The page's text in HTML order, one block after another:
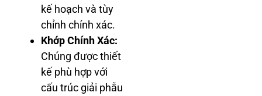
kế hoạch và tùy
chỉnh chính xác.
Khớp Chính Xác:
Chúng được thiết
kế phù hợp với
cấu trúc giải phẫu